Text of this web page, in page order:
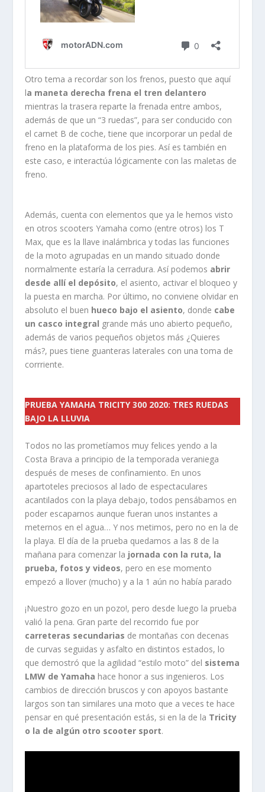
Otro tema a recordar son los frenos, puesto que aquí
la maneta derecha frena el tren delantero
mientras la trasera reparte la frenada entre ambos,
además de que un “3 ruedas”, para ser conducido con
el carnet B de coche, tiene que incorporar un pedal de
freno en la plataforma de los pies. Así es también en
este caso, e interactúa lógicamente con las maletas de
freno.
Además, cuenta con elementos que ya le hemos visto
en otros scooters Yamaha como (entre otros) los T
Max, que es la llave inalámbrica y todas las funciones
de la moto agrupadas en un mando situado donde
normalmente estaría la cerradura. Así podemos abrir
desde allí el depósito, el asiento, activar el bloqueo y
la puesta en marcha. Por último, no conviene olvidar en
absoluto el buen hueco bajo el asiento, donde cabe
un casco integral grande más uno abierto pequeño,
además de varios pequeños objetos más ¿Quieres
más?, pues tiene guanteras laterales con una toma de
corrriente.
PRUEBA YAMAHA TRICITY 300 2020: TRES RUEDAS
BAJO LA LLUVIA
Todos no las prometíamos muy felices yendo a la
Costa Brava a principio de la temporada veraniega
después de meses de confinamiento. En unos
apartoteles preciosos al lado de espectaculares
acantilados con la playa debajo, todos pensábamos en
poder escaparnos aunque fueran unos instantes a
meternos en el agua… Y nos metimos, pero no en la de
la playa. El día de la prueba quedamos a las 8 de la
mañana para comenzar la jornada con la ruta, la
prueba, fotos y videos, pero en ese momento
empezó a llover (mucho) y a la 1 aún no había parado
¡Nuestro gozo en un pozo!, pero desde luego la prueba
valió la pena. Gran parte del recorrido fue por
carreteras secundarias de montañas con decenas
de curvas seguidas y asfalto en distintos estados, lo
que demostró que la agilidad “estilo moto” del sistema
LMW de Yamaha hace honor a sus ingenieros. Los
cambios de dirección bruscos y con apoyos bastante
largos son tan similares una moto que a veces te hace
pensar en qué presentación estás, si en la de la Tricity
o la de algún otro scooter sport.